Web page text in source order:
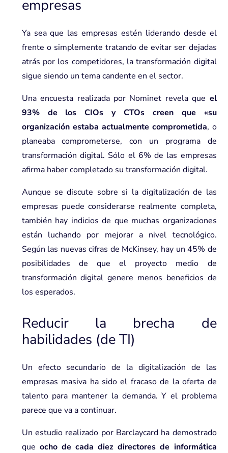
empresas
Ya sea que las empresas estén liderando desde el
frente o simplemente tratando de evitar ser dejadas
atrás por los competidores, la transformación digital
sigue siendo un tema candente en el sector.
Una encuesta realizada por Nominet revela que el
93% de los CIOs y CTOs creen que «su
organización estaba actualmente comprometida, o
planeaba comprometerse, con un programa de
transformación digital. Sólo el 6% de las empresas
afirma haber completado su transformación digital.
Aunque se discute sobre si la digitalización de las
empresas puede considerarse realmente completa,
también hay indicios de que muchas organizaciones
están luchando por mejorar a nivel tecnológico.
Según las nuevas cifras de McKinsey, hay un 45% de
posibilidades de que el proyecto medio de
transformación digital genere menos beneficios de
los esperados.
Reducir la brecha de
habilidades (de TI)
Un efecto secundario de la digitalización de las
empresas masiva ha sido el fracaso de la oferta de
talento para mantener la demanda. Y el problema
parece que va a continuar.
Un estudio realizado por Barclaycard ha demostrado
que ocho de cada diez directores de informática